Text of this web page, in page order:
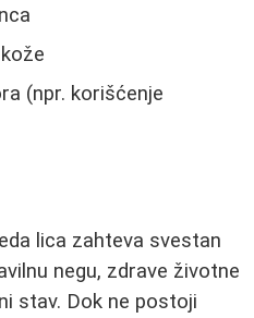
(npr. korišćenje
lica zahteva svestan
negu, zdrave životne
stav. Dok ne postoji